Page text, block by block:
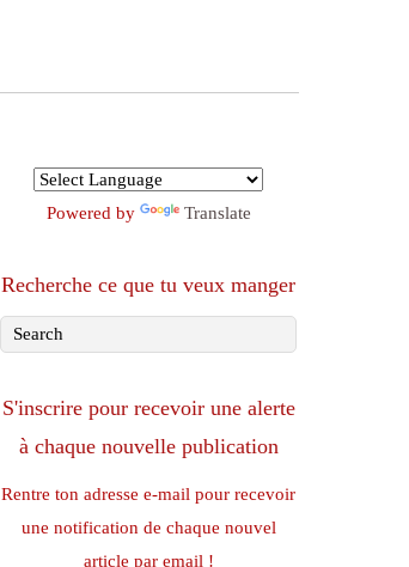
Powered by Translate
Recherche ce que tu veux manger
S'inscrire pour recevoir une alerte
à chaque nouvelle publication
Rentre ton adresse e-mail pour recevoir
une notification de chaque nouvel
article par email !